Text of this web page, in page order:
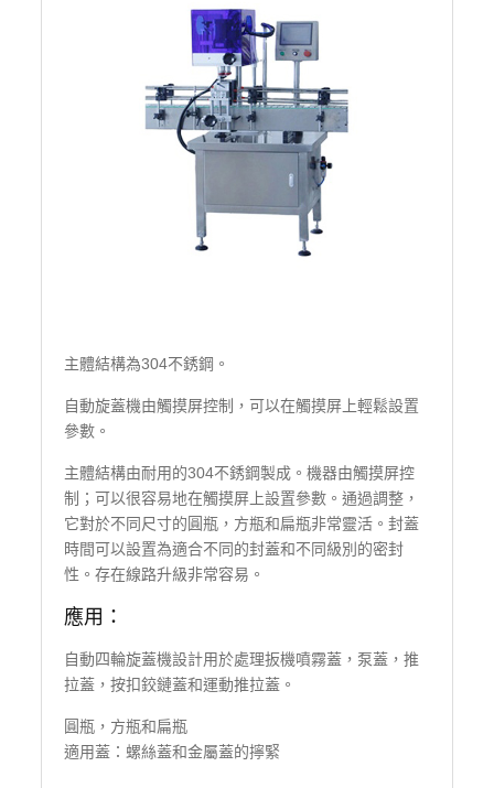
主體結構為304不銹鋼。
自動旋蓋機由觸摸屏控制，可以在觸摸屏上輕鬆設置
參數。
主體結構由耐用的304不銹鋼製成。機器由觸摸屏控
制；可以很容易地在觸摸屏上設置參數。通過調整，
它對於不同尺寸的圓瓶，方瓶和扁瓶非常靈活。封蓋
時間可以設置為適合不同的封蓋和不同級別的密封
性。存在線路升級非常容易。
應用：
自動四輪旋蓋機設計用於處理扳機噴霧蓋，泵蓋，推
拉蓋，按扣鉸鏈蓋和運動推拉蓋。
圓瓶，方瓶和扁瓶
適用蓋：螺絲蓋和金屬蓋的擰緊